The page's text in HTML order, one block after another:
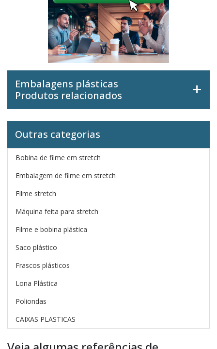
Embalagens plásticas
Produtos relacionados
Outras categorias
Bobina de filme em stretch
Embalagem de filme em stretch
Filme stretch
Máquina feita para stretch
Filme e bobina plástica
Saco plástico
Frascos plásticos
Lona Plástica
Poliondas
CAIXAS PLASTICAS